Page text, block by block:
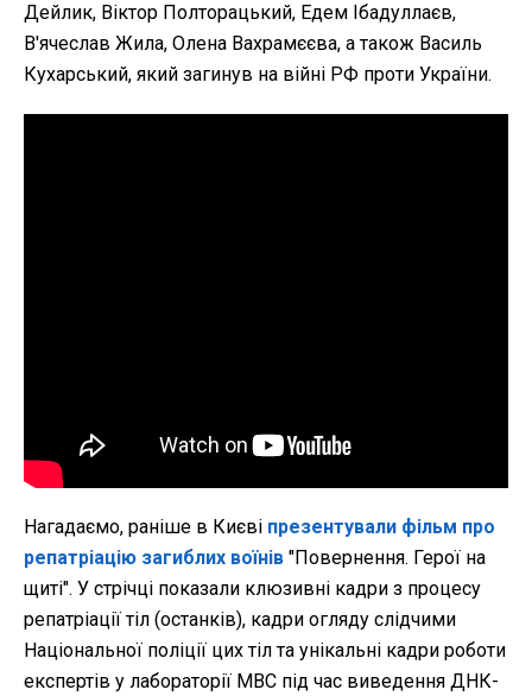
Дейлик, Віктор Полторацький, Едем Ібадуллаєв,
В'ячеслав Жила, Олена Вахрамєєва, а також Василь
Кухарський, який загинув на війні РФ проти України.
Нагадаємо, раніше в Києві презентували фільм про
репатріацію загиблих воїнів "Повернення. Герої на
щиті". У стрічці показали клюзивні кадри з процесу
репатріації тіл (останків), кадри огляду слідчими
Національної поліції цих тіл та унікальні кадри роботи
експертів у лабораторії МВС під час виведення ДНК-